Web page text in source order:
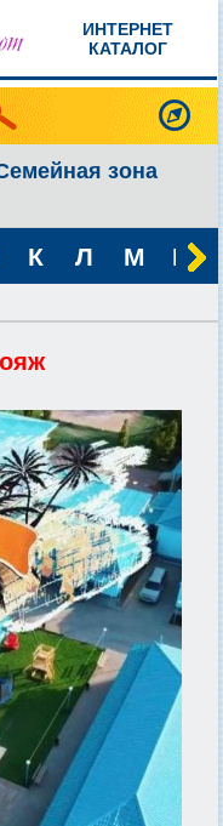
ИНТЕРНЕТ
КАТАЛОГ
зона
К Л М Н